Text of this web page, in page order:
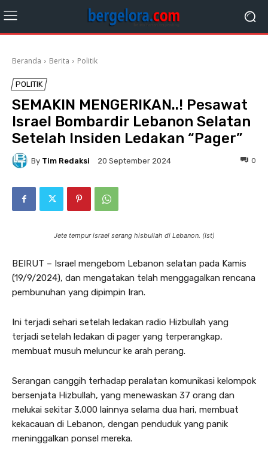
Beranda Berita Politik
POLITIK
SEMAKIN MENGERIKAN..! Pesawat
Israel Bombardir Lebanon Selatan
Setelah Insiden Ledakan “Pager”
By Tim Redaksi 20 September 2024 0
Jete tempur israel serang hisbullah di Lebanon. (Ist)
BEIRUT – Israel mengebom Lebanon selatan pada Kamis
(19/9/2024), dan mengatakan telah menggagalkan rencana
pembunuhan yang dipimpin Iran.
Ini terjadi sehari setelah ledakan radio Hizbullah yang
terjadi setelah ledakan di pager yang terperangkap,
membuat musuh meluncur ke arah perang.
Serangan canggih terhadap peralatan komunikasi kelompok
bersenjata Hizbullah, yang menewaskan 37 orang dan
melukai sekitar 3.000 lainnya selama dua hari, membuat
kekacauan di Lebanon, dengan penduduk yang panik
meninggalkan ponsel mereka.